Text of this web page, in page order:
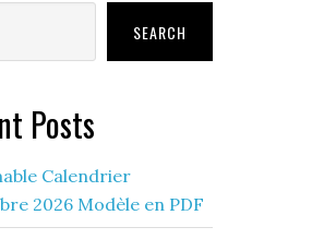
SEARCH
Posts
Calendrier
2026 Modèle en PDF